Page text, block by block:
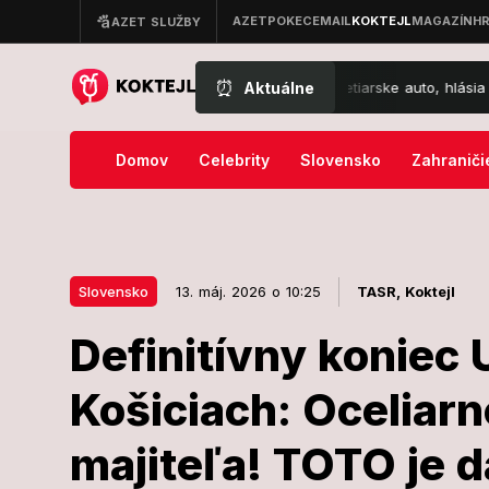
⏰ Aktuálne
nehoda v Bratislave: Prevrátilo sa smetiarske auto, hlásia
Domov Celebrity Slovensko
Slovensko 13. máj. 2026 o 10:25 TASR, Koktejl
Definitívny koniec
Košiciach:
majiteľa! TOTO je
Slovensko
Definitívny